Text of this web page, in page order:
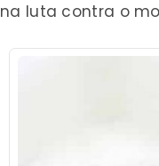
na luta contra o